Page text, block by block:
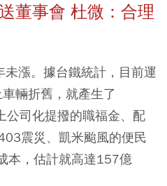
董事會 杜微：合理
漲。據台鐵統計，目前運
輛折舊，就產生了
司化提撥的職福金、配
震災、凱米颱風的便民
本，估計就高達157億